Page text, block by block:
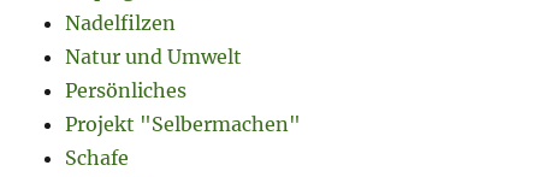
Nadelfilzen
Natur und Umwelt
Persönliches
Projekt "Selbermachen"
Schafe